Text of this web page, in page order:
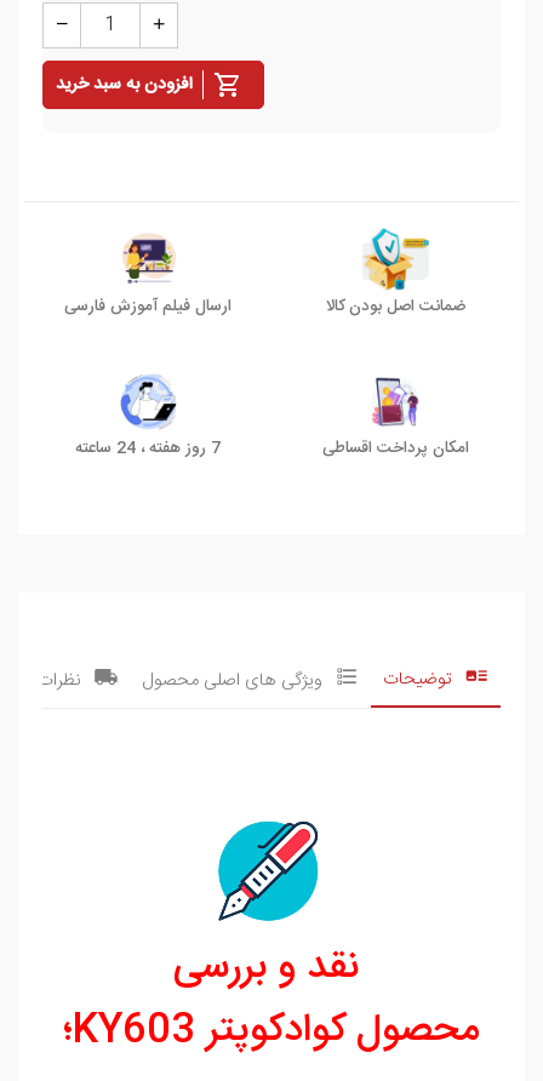
افزودن به سبد خرید
ضمانت اصل بودن کالا ارسال فیلم آموزش فارسی
امکان پرداخت اقساطی 7 روز هفته ، 24 ساعته
توضیحات ویژگی های اصلی محصول نظرات
نقد و بررسی
محصول کوادکوپتر KY603؛